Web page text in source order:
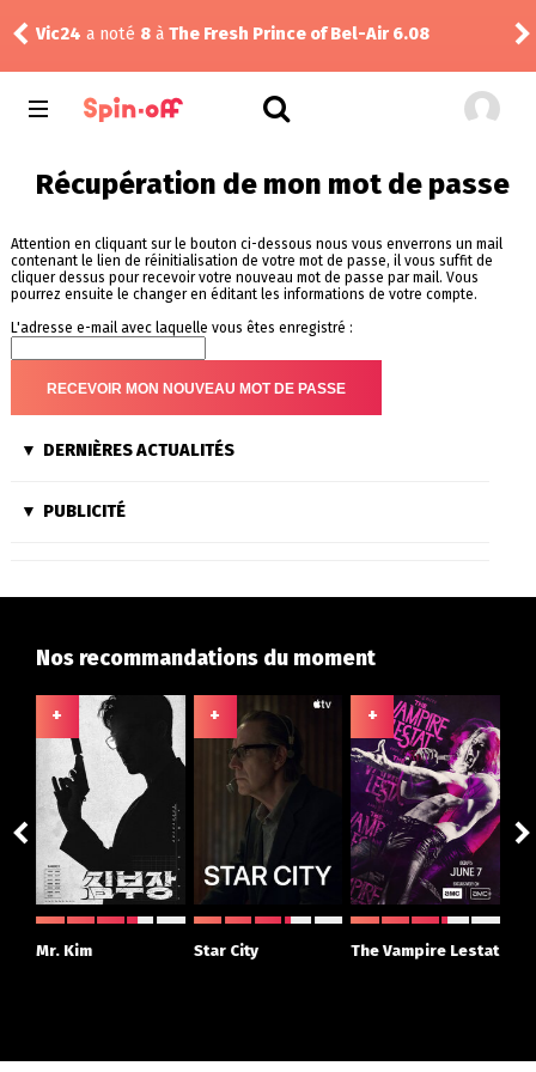
Vic24 a noté 8 à The Fresh Prince of Bel-Air 6.08
Récupération de mon mot de passe
Attention en cliquant sur le bouton ci-dessous nous vous enverrons un mail
contenant le lien de réinitialisation de votre mot de passe, il vous suffit de
cliquer dessus pour recevoir votre nouveau mot de passe par mail. Vous
pourrez ensuite le changer en éditant les informations de votre compte.
L'adresse e-mail avec laquelle vous êtes enregistré :
DERNIÈRES ACTUALITÉS
PUBLICITÉ
Nos recommandations du moment
+
Mr. Kim
+
Star City
+
The Vampire Lestat